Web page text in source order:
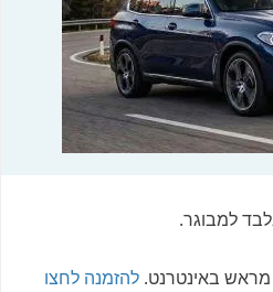
מראש באינטרנט. להזמנה לחצו